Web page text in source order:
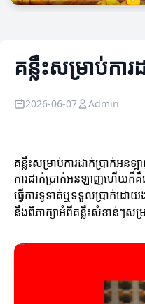
គន្លឹះសម្រាប់កា
2026-06-07 Admin
គន្លឹះសម្រាប់ការដាក់ប្រាក់អនឡ
ការដាក់ប្រាក់អនឡាញហើយក៏
ធ្វើការទូទាត់ឬទទួលប្រាក់ដោ
នឹងពិភាក្សាអំពីគន្លឹះសំខាន់ៗសម្